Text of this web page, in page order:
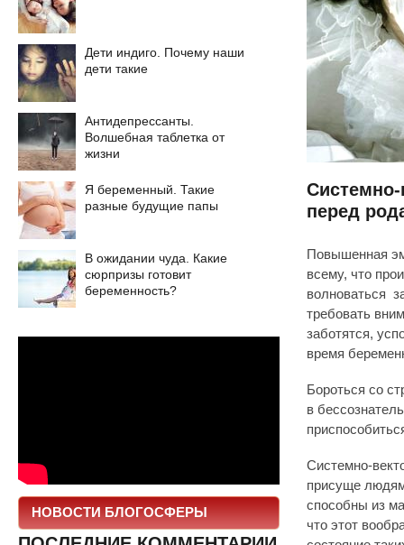
Дети индиго. Почему наши
дети такие
Антидепрессанты.
Волшебная таблетка от
жизни
Я беременный. Такие
разные будущие папы
В ожидании чуда. Какие
сюрпризы готовит
беременность?
НОВОСТИ БЛОГОСФЕРЫ
Системно-
перед
Повышенная
всему, что
волноваться
требовать
заботятся,
время
Бороться со
в
Системно-
присуще
способны из
что этот